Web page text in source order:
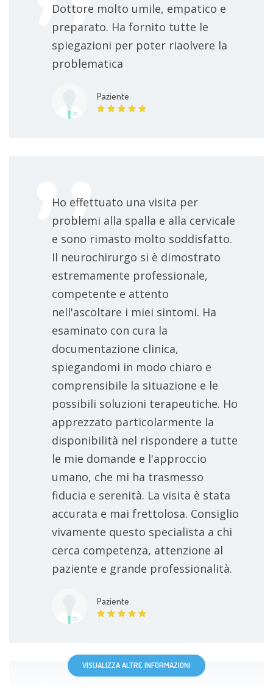
Dottore molto umile, empatico e
preparato. Ha fornito tutte le
spiegazioni per poter riaolvere la
problematica
Paziente
Ho effettuato una visita per
problemi alla spalla e alla cervicale
e sono rimasto molto soddisfatto.
Il neurochirurgo si è dimostrato
estremamente professionale,
competente e attento
nell'ascoltare i miei sintomi. Ha
esaminato con cura la
documentazione clinica,
spiegandomi in modo chiaro e
comprensibile la situazione e le
possibili soluzioni terapeutiche. Ho
apprezzato particolarmente la
disponibilità nel rispondere a tutte
le mie domande e l'approccio
umano, che mi ha trasmesso
fiducia e serenità. La visita è stata
accurata e mai frettolosa. Consiglio
vivamente questo specialista a chi
cerca competenza, attenzione al
paziente e grande professionalità.
Paziente
VISUALIZZA ALTRE INFORMAZIONI